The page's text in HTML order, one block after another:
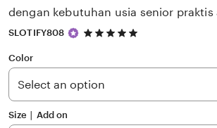
dengan kebutuhan usia senior praktis
SLOTIFY808
5
5
stars
Color
Size ∣ Add on